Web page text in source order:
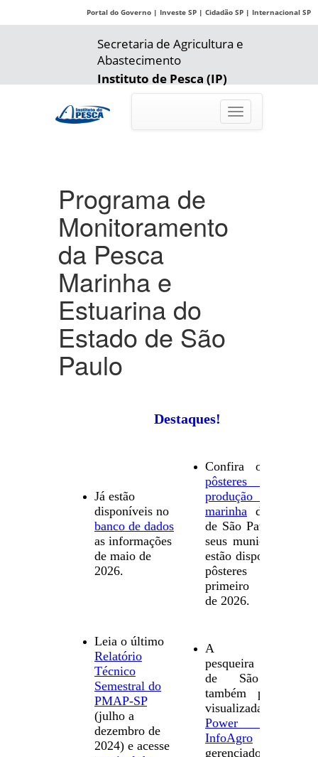
Portal do Governo | Investe SP | Cidadão SP | Internacional SP
Secretaria de Agricultura e
Abastecimento
Instituto de Pesca (IP)
Toggle
navigation
Programa de
Monitoramento
da Pesca
Marinha e
Estuarina do
Estado de São
Paulo